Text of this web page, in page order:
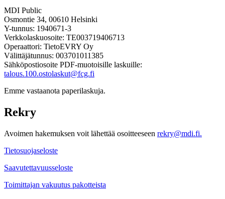
MDI Public
Osmontie 34, 00610 Helsinki
Y-tunnus: 1940671-3
Verkkolaskuosoite: TE003719406713
Operaattori: TietoEVRY Oy
Välittäjätunnus: 003701011385
Sähköpostiosoite PDF-muotoisille laskuille:
talous.100.ostolaskut@fcg.fi
Emme vastaanota paperilaskuja.
Rekry
Avoimen hakemuksen voit lähettää osoitteeseen rekry@mdi.fi.
Tietosuojaseloste
Saavutettavuusseloste
Toimittajan vakuutus pakotteista